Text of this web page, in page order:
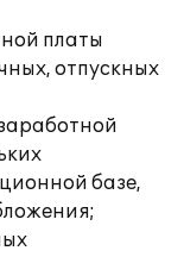
платы
отпускных
базе,